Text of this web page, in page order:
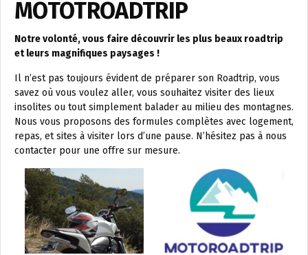
MOTOTROADTRIP
Notre volonté, vous faire découvrir les plus beaux roadtrip
et leurs magnifiques paysages !
Il n’est pas toujours évident de préparer son Roadtrip, vous
savez où vous voulez aller, vous souhaitez visiter des lieux
insolites ou tout simplement balader au milieu des montagnes.
Nous vous proposons des formules complètes avec logement,
repas, et sites à visiter lors d’une pause. N’hésitez pas à nous
contacter pour une offre sur mesure.